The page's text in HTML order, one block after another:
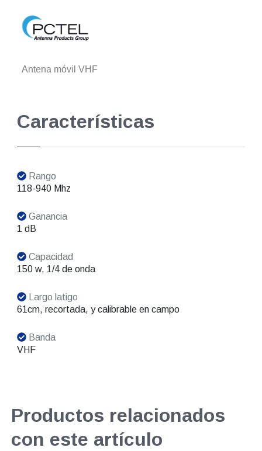
Antena móvil VHF
Características
Rango
118-940 Mhz
Ganancia
1 dB
Capacidad
150 w, 1/4 de onda
Largo latigo
61cm, recortada, y calibrable en campo
Banda
VHF
Productos relacionados
con este artículo